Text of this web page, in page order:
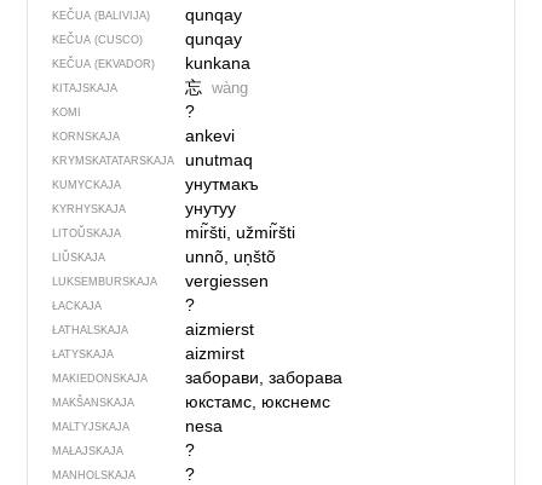
KEČUA (BALIVIJA) qunqay
KEČUA (CUSCO) qunqay
KEČUA (EKVADOR) kunkana
KITAJSKAJA 忘 wàng
KOMI ?
KORNSKAJA ankevi
KRYMSKA­TATARSKAJA unutmaq
KUMYCKAJA унутмакъ
KYRHYSKAJA унутуу
LITOŬSKAJA mir̃šti, užmir̃šti
LIŬSKAJA unnõ, uņštõ
LUKSEMBURSKAJA vergiessen
ŁACKAJA ?
ŁATHALSKAJA aizmierst
ŁATYSKAJA aizmirst
MAKIEDONSKAJA заборави, заборава
MAKŠANSKAJA юкстамс, юкснемс
MALTYJSKAJA nesa
MAŁAJSKAJA ?
MANHOLSKAJA ?